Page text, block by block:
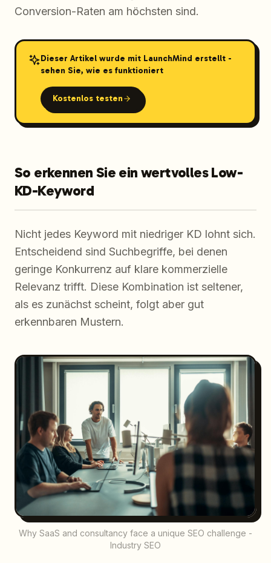
Conversion-Raten am höchsten sind.
Dieser Artikel wurde mit LaunchMind erstellt -
sehen Sie, wie es funktioniert
Kostenlos testen
So erkennen Sie ein wertvolles Low-
KD-Keyword
Nicht jedes Keyword mit niedriger KD lohnt sich.
Entscheidend sind Suchbegriffe, bei denen
geringe Konkurrenz auf klare kommerzielle
Relevanz trifft. Diese Kombination ist seltener,
als es zunächst scheint, folgt aber gut
erkennbaren Mustern.
Why SaaS and consultancy face a unique SEO challenge -
Industry SEO